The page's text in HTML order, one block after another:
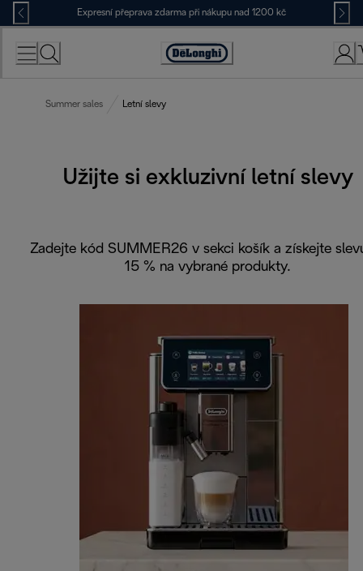
Skip
to
Content
Expresní přeprava zdarma při nákupu nad 1200 kč
Accessibility
Summer sales Letní slevy
Užijte si exkluzivní letní slevy
Zadejte kód SUMMER26 v sekci košík a získejte
15 % na vybrané produkty.